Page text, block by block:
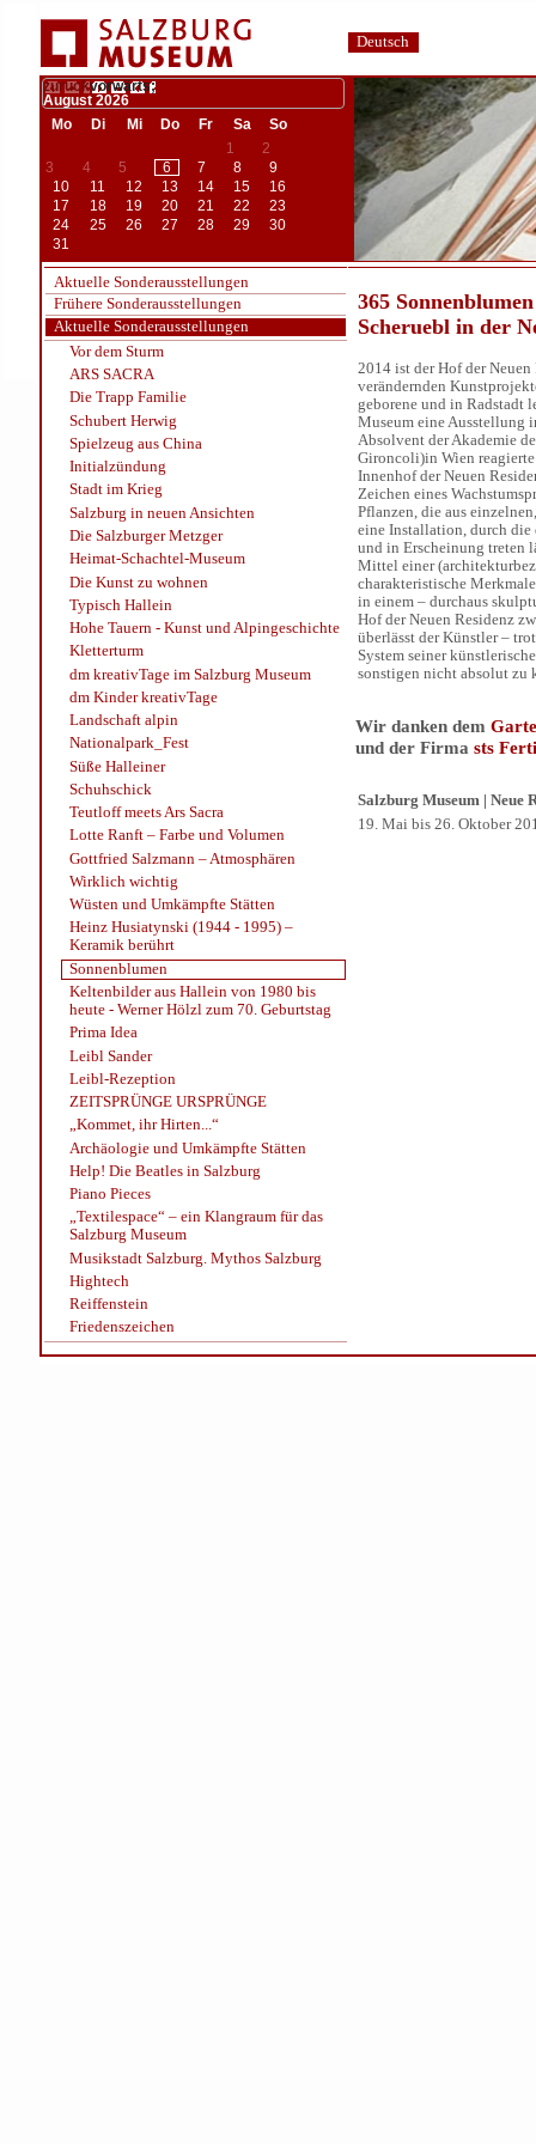
zurückvorwärts;
August 2026
Mo
Di Mi Do Fr Sa
So
1
2
3
4 5 6 7 8
9
10
11 12 13 14 15
16
17
18 19 20 21 22
23
24
25 26 27 28 29
30
31
Aktuelle Sonderausstellungen
Frühere Sonderausstellungen
Aktuelle Sonderausstellungen
Vor dem Sturm
ARS SACRA
Die Trapp Familie
Schubert Herwig
Spielzeug aus China
Initialzündung
Stadt im Krieg
Salzburg in neuen Ansichten
Die Salzburger Metzger
Heimat-Schachtel-Museum
Die Kunst zu wohnen
Typisch Hallein
Hohe Tauern - Kunst und Alpingeschichte
Kletterturm
dm kreativTage im Salzburg Museum
dm Kinder kreativTage
Landschaft alpin
Nationalpark_Fest
Süße Halleiner
Schuhschick
Teutloff meets Ars Sacra
Lotte Ranft – Farbe und Volumen
Gottfried Salzmann – Atmosphären
Wirklich wichtig
Wüsten und Umkämpfte Stätten
Heinz Husiatynski (1944 - 1995) –
Keramik berührt
Sonnenblumen
Keltenbilder aus Hallein von 1980 bis
heute - Werner Hölzl zum 70. Geburtstag
Prima Idea
Leibl Sander
Leibl-Rezeption
ZEITSPRÜNGE URSPRÜNGE
„Kommet, ihr Hirten...“
Archäologie und Umkämpfte Stätten
Help! Die Beatles in Salzburg
Piano Pieces
„Textilespace“ – ein Klangraum für das
Salzburg Museum
Musikstadt Salzburg. Mythos Salzburg
Hightech
Reiffenstein
Friedenszeichen
365
Scheruebl in der
2014 ist der Hof der
verändernden
geborene und in Radstadt
Museum eine Ausstellung
Absolvent der Akademie
Gironcoli)in Wien
Innenhof der Neuen
Zeichen eines
Pflanzen, die aus
eine Installation, durch
und in Erscheinung treten
Mittel einer
charakteristische
in einem – durchaus
Hof der Neuen Residenz
überlässt der Künstler –
System seiner
sonstigen nicht absolut zu
Wir danken dem
und der Firmasts
Salzburg Museum | Neue
19. Mai bis 26. Oktober
Deutsch